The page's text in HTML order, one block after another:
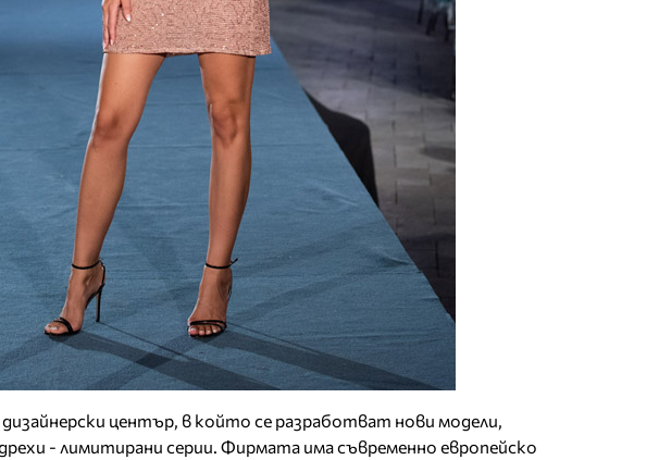
дизайнерски център, в който се разработват нови модели,
- лимитирани серии. Фирмата има съвременно европейско